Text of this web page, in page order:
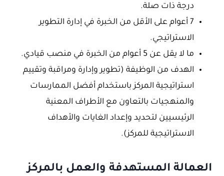
درجة ذات صلة.
7 أعوام على الأقل من الخبرة في إدارة التطوير
الاستراتيجي.
ما لا يقل عن 5 أعوام من الخبرة في منصب قيادي.
الهدف من الوظيفة (تطوير وإدارة ومراقبة وتقييم
استراتيجية المركز باستخدام أفضل الممارسات
والمنهجيات بالتعاون مع الأطراف المعنية
الرئيسيين لتحديد وإعداد الغايات والأهداف
الاستراتيجية للمركز).
العمالة المستهدفة والعمل بالمركز